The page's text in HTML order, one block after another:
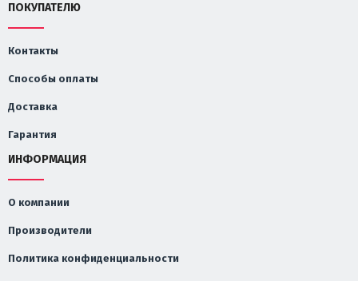
ПОКУПАТЕЛЮ
Контакты
Способы оплаты
Доставка
Гарантия
ИНФОРМАЦИЯ
О компании
Производители
Политика конфиденциальности